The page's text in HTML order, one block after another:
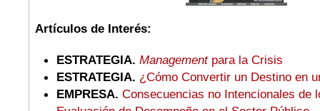
Artículos de Interés:
ESTRATEGIA. Managementpara la Crisis
ESTRATEGIA. ¿Cómo Convertir un Destino en
EMPRESA. Consecuencias no Intencionales de